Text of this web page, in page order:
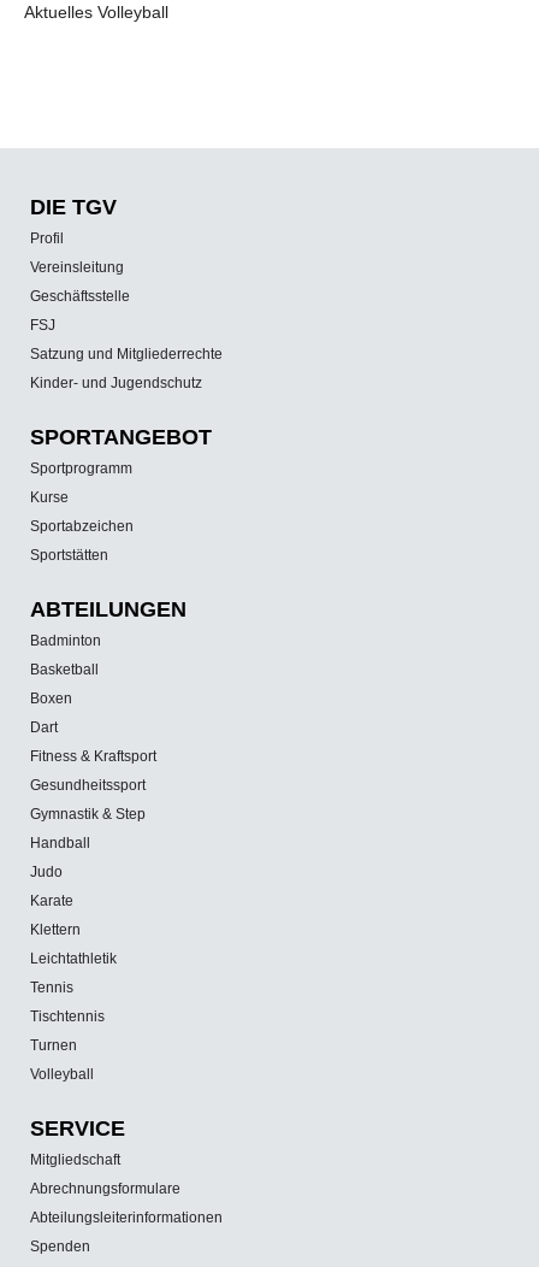
Aktuelles Volleyball
DIE TGV
Profil
Vereinsleitung
Geschäftsstelle
FSJ
Satzung und Mitgliederrechte
Kinder- und Jugendschutz
SPORT­ANGEBOT
Sportprogramm
Kurse
Sportabzeichen
Sportstätten
ABTEILUNGEN
Badminton
Basketball
Boxen
Dart
Fitness & Kraftsport
Gesundheitssport
Gymnastik & Step
Handball
Judo
Karate
Klettern
Leichtathletik
Tennis
Tischtennis
Turnen
Volleyball
SERVICE
Mitgliedschaft
Abrechnungsformulare
Abteilungsleiterinformationen
Spenden